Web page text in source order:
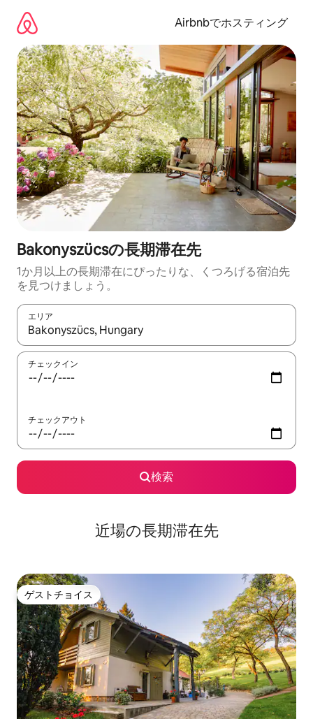
Airbnbでホスティング
Bakonyszücsの長期滞在先
1か月以上の長期滞在にぴったりな、くつろげる宿泊先
を見つけましょう。
エリア
検索結果が表示されたら、上下の矢印キーを使って移動するか
チェックイン
チェックアウト
検索
近場の長期滞在先
ゲストチョイス
ゲストチョイス